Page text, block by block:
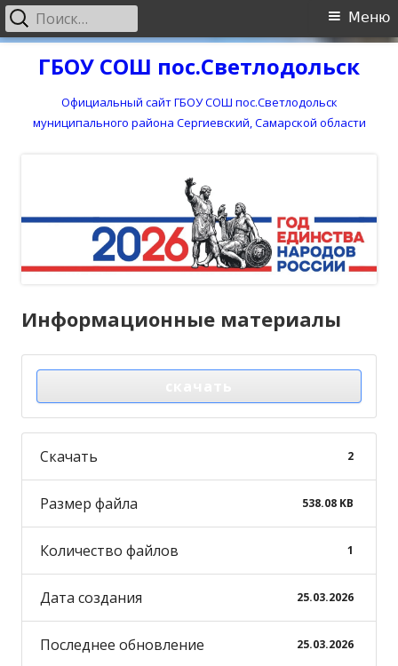
содержимому
ГБОУ СОШ пос.Светлодольск
Официальный сайт ГБОУ СОШ пос.Светлодольск
муниципального района Сергиевский, Самарской области
Основное
меню
Меню
Найти:
Информационные материалы
Скачать 2
Размер файла 538.08 KB
Количество файлов 1
Дата создания 25.03.2026
Последнее обновление 25.03.2026